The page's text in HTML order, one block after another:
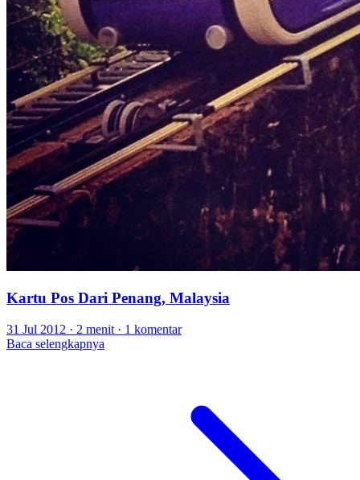
Kartu Pos Dari Penang, Malaysia
31 Jul 2012 · 2 menit · 1 komentar
Baca selengkapnya